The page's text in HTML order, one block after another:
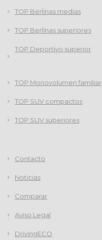
TOP Berlinas medias
TOP Berlinas superiores
TOP Deportivo superior
TOP Monovolumen familiar
TOP SUV compactos
TOP SUV superiores
Contacto
Noticias
Comparar
Aviso Legal
DrivingECO